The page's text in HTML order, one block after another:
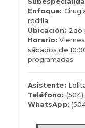
Enfoque:
rodilla
Ubicación: 2do
Horario:
sábados de
programadas
Asistente:
Teléfono:
WhatsApp: